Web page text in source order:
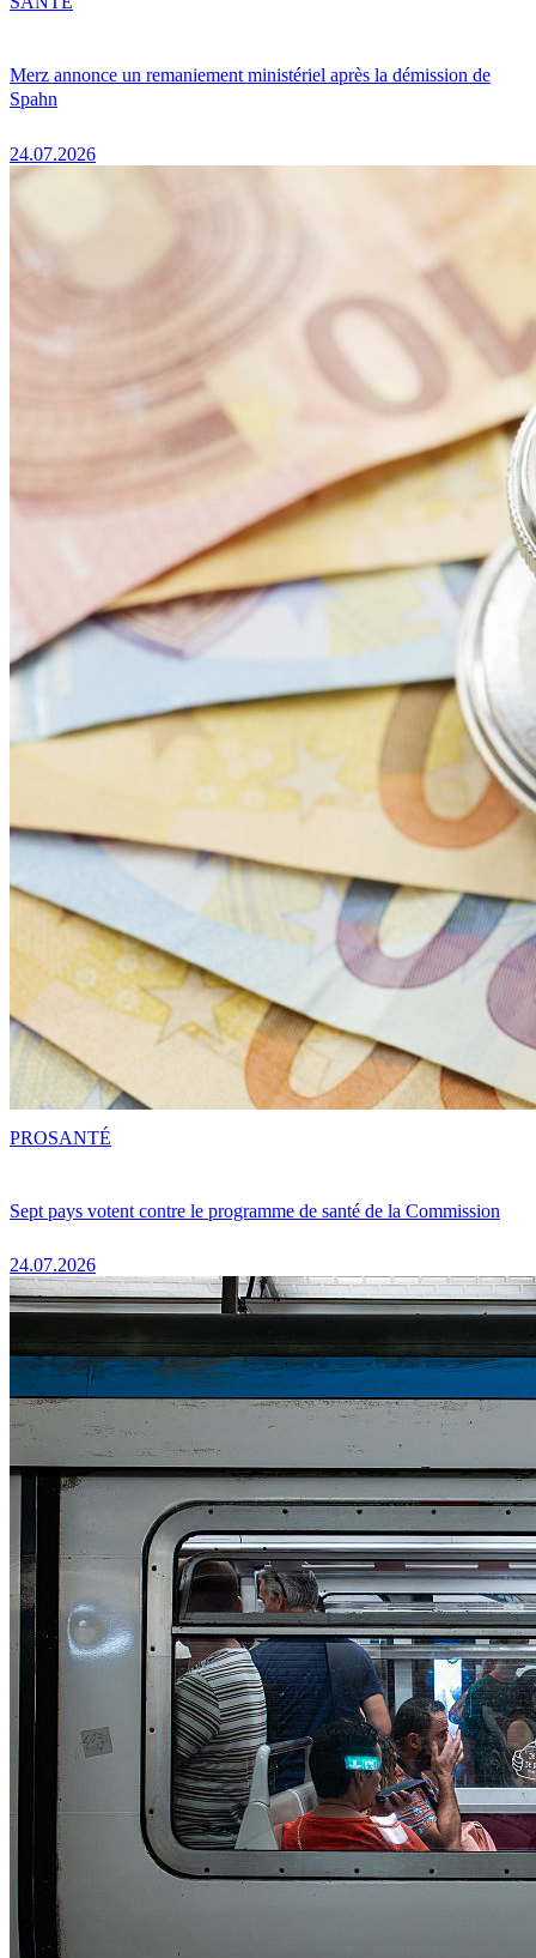
Merz annonce un remaniement ministériel après la démission de
Spahn
24.07.2026
Sept pays votent contre le programme de santé de la Commission
24.07.2026
PROSANTÉ